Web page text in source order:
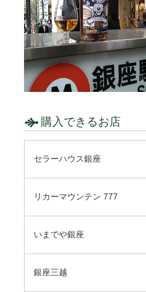
購入できるお店
セラーハウス銀座
リカーマウンテン 777
いまでや銀座
銀座三越